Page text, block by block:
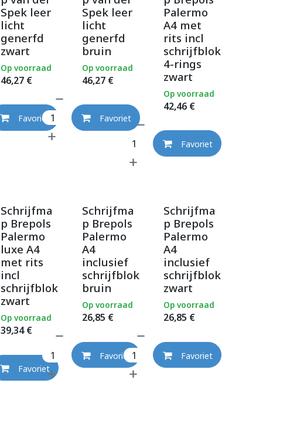
Spek leer
licht
generfd
zwart
46,27€
Op voorraad
Favoriet
Spek leer
licht
generfd
bruin
46,27€
Op voorraad
Favoriet
Palermo
A4 met
rits incl
schrijfblok
4-rings
zwart
42,46€
Op voorraad
Favoriet
Schrijfma
p Brepols
Palermo
luxe A4
met rits
incl
schrijfblok
zwart
39,34€
Op voorraad
Favoriet
Schrijfma
p Brepols
Palermo
A4
inclusief
schrijfblok
bruin
26,85 €
Op voorraad
Favoriet
Schrijfma
p Brepols
Palermo
A4
inclusief
schrijfblok
zwart
26,85 €
Op voorraad
Favoriet